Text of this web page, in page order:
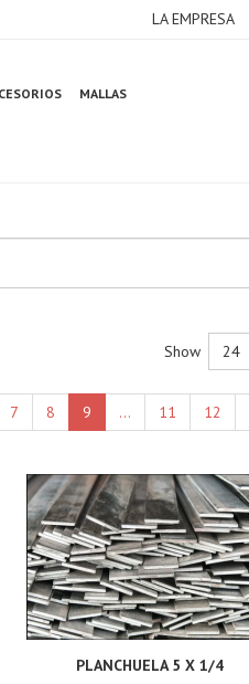
LA EMPRESA
MALLAS
Show 24
7 8 9 ... 11 12
PLANCHUELA 5 X 1/4